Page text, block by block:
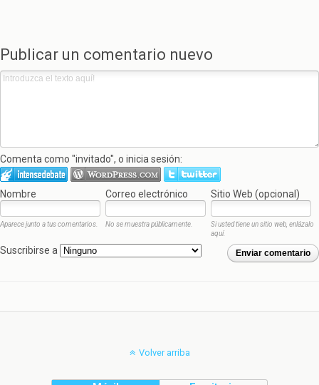
Publicar un comentario nuevo
Comenta como "invitado", o inicia sesión:
Nombre Correo electrónico Sitio Web (opcional)
Aparece junto a tus comentarios. No se muestra públicamente.
Si usted tiene un sitio web, enlázalo
aquí.
Enviar comentario
Suscribirse a
Volver arriba